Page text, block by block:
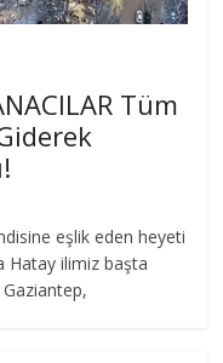
Tüm
eşlik eden heyeti
Hatay ilimiz başta